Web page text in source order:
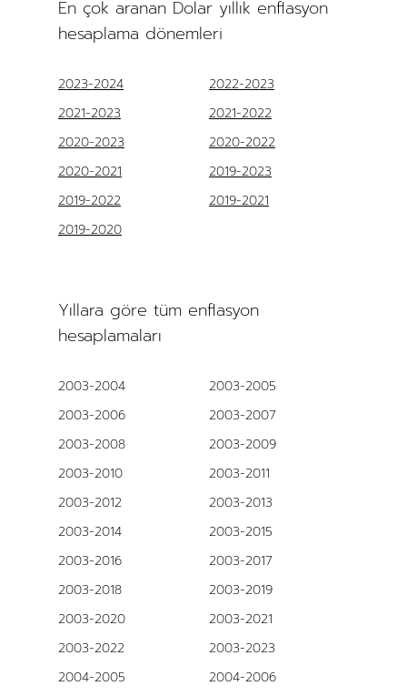
En çok aranan Dolar yıllık enflasyon
hesaplama dönemleri
2023-2024
2022-2023
2021-2023
2021-2022
2020-2023
2020-2022
2020-2021
2019-2023
2019-2022
2019-2021
2019-2020
Yıllara göre tüm enflasyon
hesaplamaları
2003-2004
2003-2005
2003-2006
2003-2007
2003-2008
2003-2009
2003-2010
2003-2011
2003-2012
2003-2013
2003-2014
2003-2015
2003-2016
2003-2017
2003-2018
2003-2019
2003-2020
2003-2021
2003-2022
2003-2023
2004-2005
2004-2006